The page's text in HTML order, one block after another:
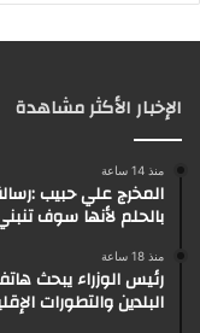
الإخبار الأكثر مشاهدة
منذ 14 ساعة
المخرج علي حبيب
بالحلم لأنها سوف
منذ 18 ساعة
رئيس الوزراء يبحث
البلدين والتطورات